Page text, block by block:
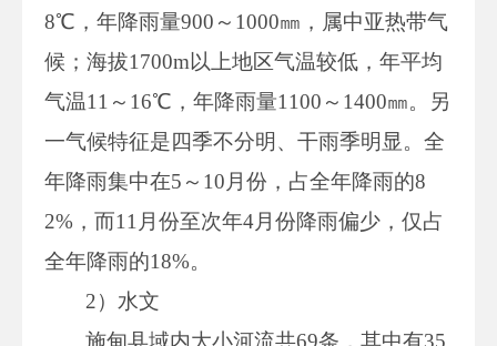
8℃，年降雨量900～1000㎜，属中亚热带气
候；海拔1700m以上地区气温较低，年平均
气温11～16℃，年降雨量1100～1400㎜。另
一气候特征是四季不分明、干雨季明显。全
年降雨集中在5～10月份，占全年降雨的8
2%，而11月份至次年4月份降雨偏少，仅占
全年降雨的18%。
2）水文
施甸县域内大小河流共69条，其中有35